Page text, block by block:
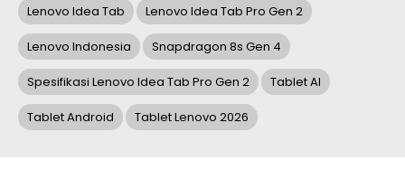
Lenovo Idea Tab Lenovo Idea Tab Pro Gen 2
Lenovo Indonesia Snapdragon 8s Gen 4
Spesifikasi Lenovo Idea Tab Pro Gen 2 Tablet AI
Tablet Android Tablet Lenovo 2026